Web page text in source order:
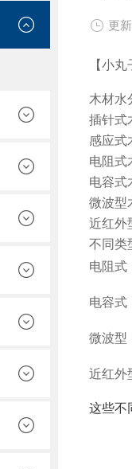
更
【小
木材水
插针式
感应式
电阻式
电容式
微波型
近红外
不同类
电阻式
电容式
微波型
近红外
这些不